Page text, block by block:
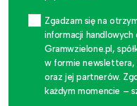
Zgadzam się na
informacji
Gramwzielone.pl,
w formie newslettera,
oraz jej partnerów.
każdym momencie –